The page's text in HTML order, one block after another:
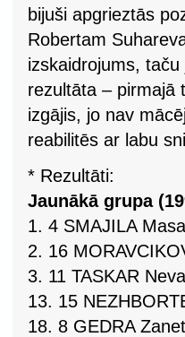
bijuši apgrieztās
Robertam
izskaidrojums,
rezultāta – pirmajā
izgājis, jo nav
reabilitēs ar labu
* Rezultāti:
Jaunākā grupa
1. 4 SMAJILA
2. 16
3. 11 TASKAR
13. 15
18. 8 GEDRA